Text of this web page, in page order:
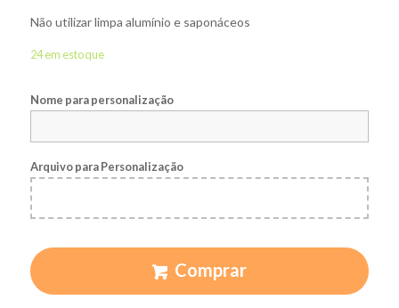
Não utilizar limpa alumínio e saponáceos
24 em estoque
Nome para personalização
Arquivo para Personalização
Comprar